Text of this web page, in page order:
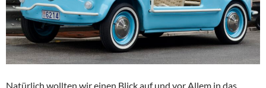
Natürlich wollten wir einen Blick auf und vor Allem in das